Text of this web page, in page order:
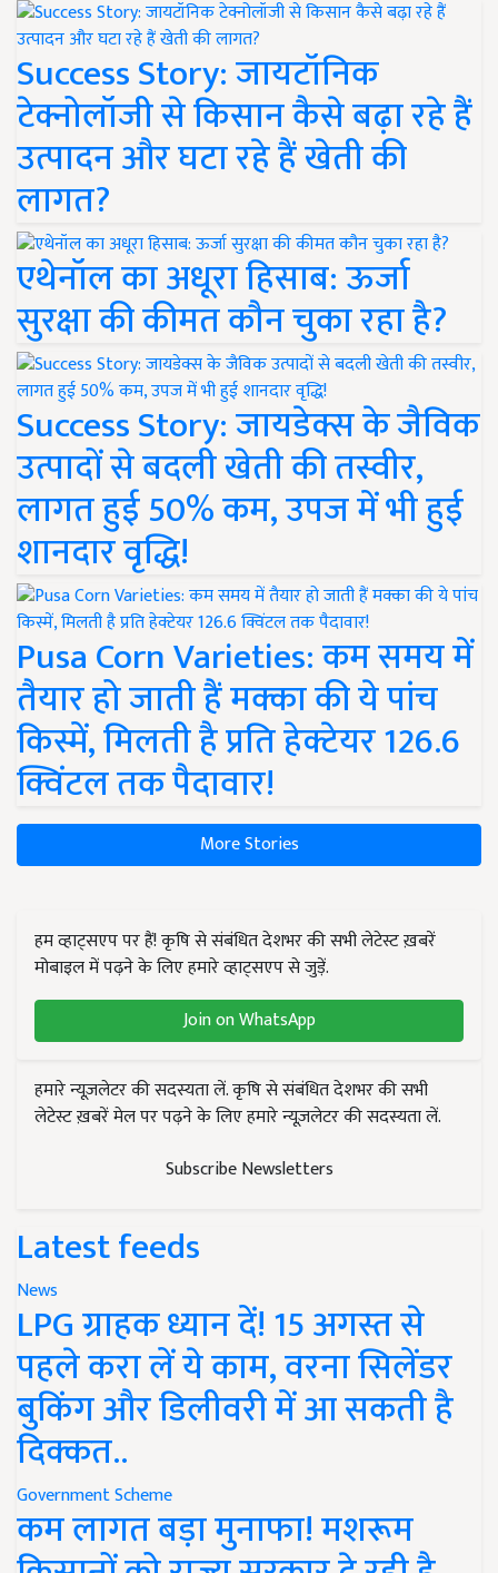
Success Story: जायटॉनिक
टेक्नोलॉजी से किसान कैसे बढ़ा रहे हैं
उत्पादन और घटा रहे हैं खेती की
लागत?
एथेनॉल का अधूरा हिसाब: ऊर्जा
सुरक्षा की कीमत कौन चुका रहा है?
Success Story: जायडेक्स के जैविक
उत्पादों से बदली खेती की तस्वीर,
लागत हुई 50% कम, उपज में भी हुई
शानदार वृद्धि!
Pusa Corn Varieties: कम समय में
तैयार हो जाती हैं मक्का की ये पांच
किस्में, मिलती है प्रति हेक्टेयर 126.6
क्विंटल तक पैदावार!
More Stories
हम व्हाट्सएप पर हैं! कृषि से संबंधित देशभर की सभी लेटेस्ट ख़बरें
मोबाइल में पढ़ने के लिए हमारे व्हाट्सएप से जुड़ें.
Join on WhatsApp
हमारे न्यूज़लेटर की सदस्यता लें. कृषि से संबंधित देशभर की सभी
लेटेस्ट ख़बरें मेल पर पढ़ने के लिए हमारे न्यूज़लेटर की सदस्यता लें.
Subscribe Newsletters
Latest feeds
News
LPG ग्राहक ध्यान दें! 15 अगस्त से
पहले करा लें ये काम, वरना सिलेंडर
बुकिंग और डिलीवरी में आ सकती है
दिक्कत..
Government Scheme
कम लागत बड़ा मुनाफा! मशरूम